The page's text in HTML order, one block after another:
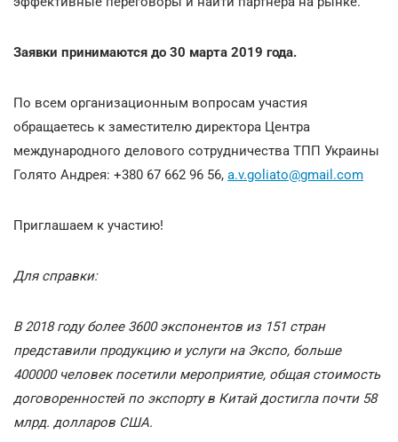
Заявки принимаются до 30 марта 2019 года.
По всем организационным вопросам участия
обращаетесь к заместителю директора Центра
международного делового сотрудничества ТПП Украины
Голято Андрея: +380 67 662 96 56, a.v.goliato@gmail.com
Приглашаем к участию!
Для справки:
В 2018 году более 3600 экспонентов из 151 стран
представили продукцию и услуги на Экспо, больше
400000 человек посетили мероприятие, общая стоимость
договоренностей по экспорту в Китай достигла почти 58
млрд. долларов США.